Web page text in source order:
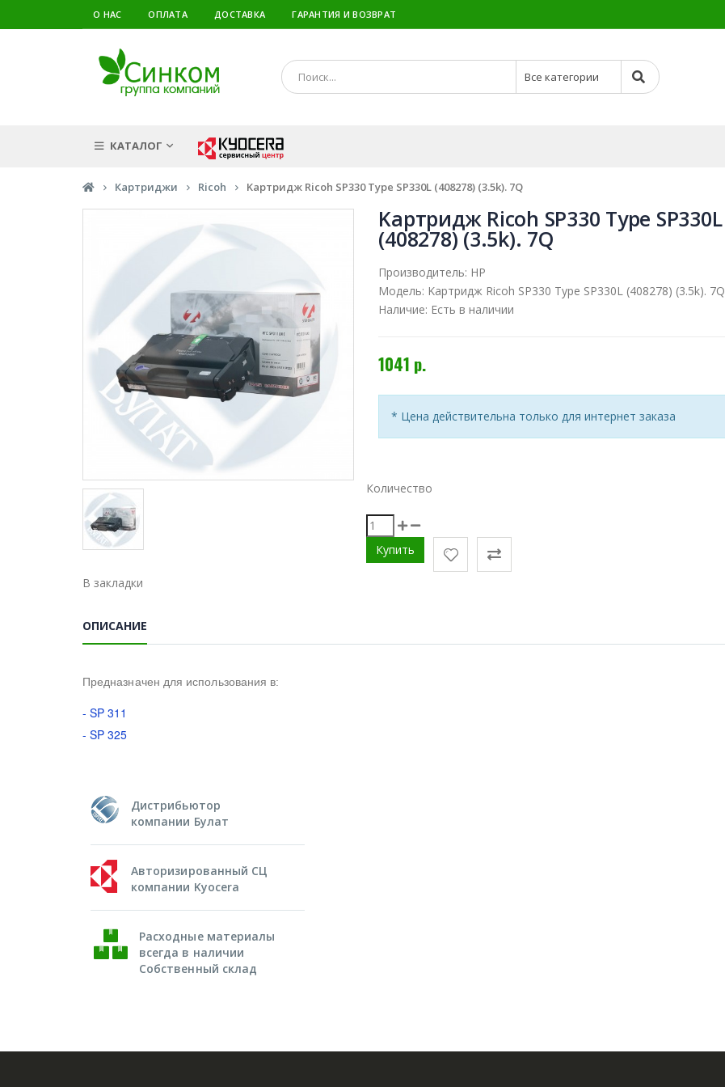
О НАС ОПЛАТА ДОСТАВКА ГАРАНТИЯ И ВОЗВРАТ
КАТАЛОГ
Картриджи Ricoh Kартридж Ricoh SP330 Type SP330L (408278) (3.5k). 7Q
Kартридж Ricoh SP330 Type SP330L
(408278) (3.5k). 7Q
Производитель: HP
Модель: Kартридж Ricoh SP330 Type SP330L (408278) (3.5k). 7Q
Наличие: Есть в наличии
1041 р.
* Цена действительна только для интернет заказа
Количество
В закладки
ОПИСАНИЕ
Предназначен для использования в:
- SP 311
- SP 325
Дистрибьютор
компании Булат
Авторизированный СЦ
компании Kyocera
Расходные материалы
всегда в наличии
Собственный склад